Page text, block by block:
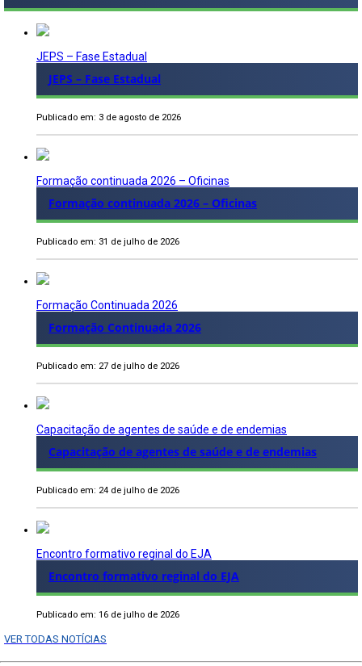
JEPS – Fase Estadual
JEPS – Fase Estadual
Publicado em: 3 de agosto de 2026
Formação continuada 2026 – Oficinas
Formação continuada 2026 – Oficinas
Publicado em: 31 de julho de 2026
Formação Continuada 2026
Formação Continuada 2026
Publicado em: 27 de julho de 2026
Capacitação de agentes de saúde e de endemias
Capacitação de agentes de saúde e de endemias
Publicado em: 24 de julho de 2026
Encontro formativo reginal do EJA
Encontro formativo reginal do EJA
Publicado em: 16 de julho de 2026
VER TODAS NOTÍCIAS